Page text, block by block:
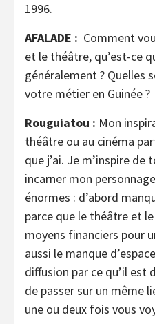
1996.
AFALADE : Comment
et le théâtre, qu’est-ce
généralement ? Quelles
votre métier en Guinée ?
Rouguiatou : Mon
théâtre ou au cinéma
que j’ai. Je m’inspire
incarner mon
énormes : d’abord
parce que le théâtre et
moyens financiers pour
aussi le manque
diffusion par ce qu’il est
de passer sur un même
une ou deux fois vous